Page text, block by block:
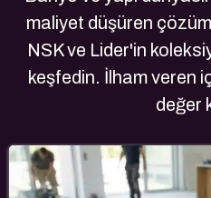
maliyet düşüren
NSK ve Lider'in
keşfedin. İlham veren
değer